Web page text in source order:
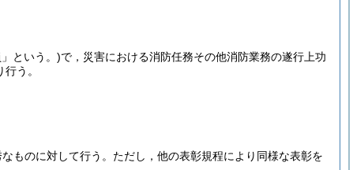
という。)で，災害における消防任務その他消防業務の遂行上功
行う。
ものに対して行う。 ただし，他の表彰規程により同様な表彰を